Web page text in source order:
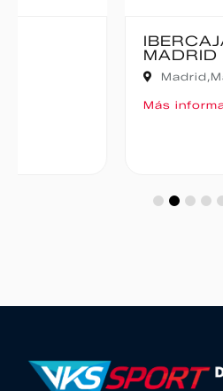
IBERCAJA MADRID
MADRID – 10K
Madrid
Más información